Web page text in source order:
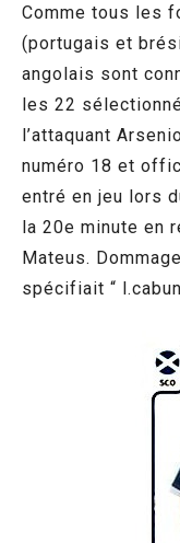
Comme tous les
(portugais et
angolais sont
les 22
l’attaquant
numéro 18 et
entré en jeu lors
la 20e minute en
Mateus.
spécifiait “